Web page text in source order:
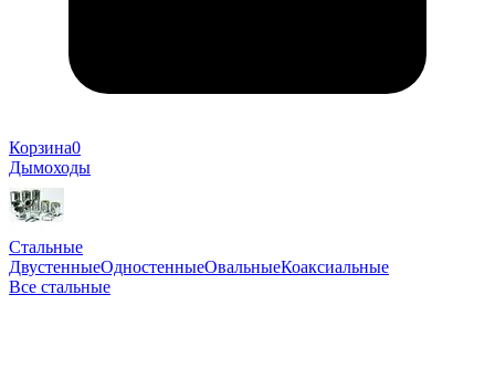
Корзина0
Дымоходы
Стальные
ДвустенныеОдностенныеОвальныеКоаксиальные
Все стальные